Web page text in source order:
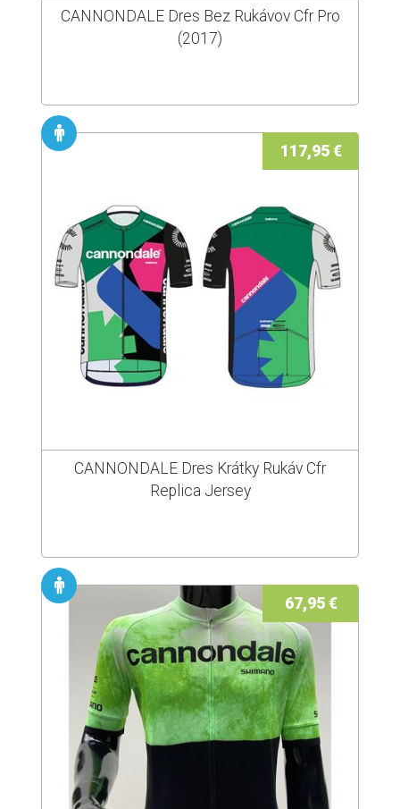
CANNONDALE Dres Bez Rukávov Cfr Pro
(2017)
117,95 €
CANNONDALE Dres Krátky Rukáv Cfr
Replica Jersey
67,95 €